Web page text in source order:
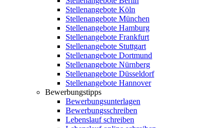
Stellenangebote Köln
Stellenangebote München
Stellenangebote Hamburg
Stellenangebote Frankfurt
Stellenangebote Stuttgart
Stellenangebote Dortmund
Stellenangebote Nürnberg
Stellenangebote Düsseldorf
Stellenangebote Hannover
Bewerbungstipps
Bewerbungsunterlagen
Bewerbungsschreiben
Lebenslauf schreiben